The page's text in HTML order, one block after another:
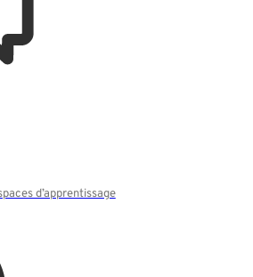
d’apprentissage